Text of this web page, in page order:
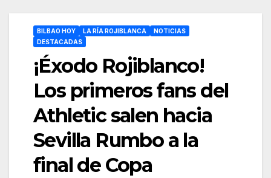
BILBAO HOY LA RÍA ROJIBLANCA
NOTICIAS
DESTACADAS
¡Éxodo Rojiblanco!
Los primeros fans del
Athletic salen hacia
Sevilla Rumbo a la
final de Copa